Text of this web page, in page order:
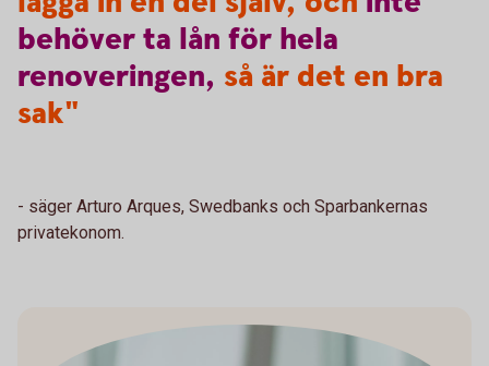
behöverta lån för hela
renoveringen, så är det en bra
sak"
- säger Arturo Arques, Swedbanks och Sparbankernas
privatekonom.